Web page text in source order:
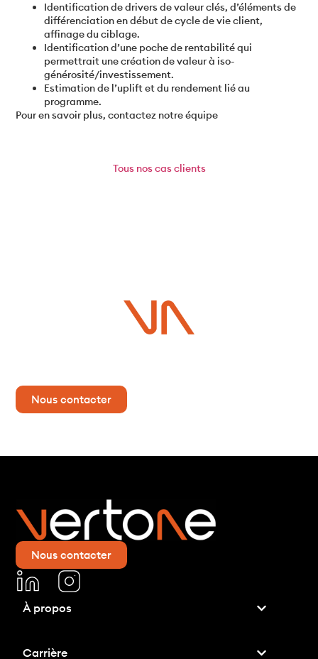
Identification de drivers de valeur clés, d’éléments de
différenciation en début de cycle de vie client,
affinage du ciblage.
Identification d’une poche de rentabilité qui
permettrait une création de valeur à iso-
générosité/investissement.
Estimation de l’uplift et du rendement lié au
programme.
Pour en savoir plus, contactez notre équipe
Tous nos cas clients
Nous contacter
Nous contacter
À propos
Carrière